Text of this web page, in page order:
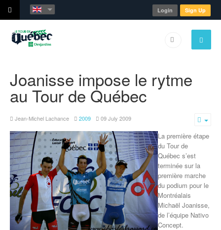
Login Sign Up
Joanisse impose le rytme
au Tour de Québec
Jean-Michel Lachance 2009 09 July 2009
La première étape
du Tour de
Québec s’est
terminée sur la
première marche
du podium pour le
Montréalais
Michaël Joanisse,
de l’équipe Nativo
Concept.